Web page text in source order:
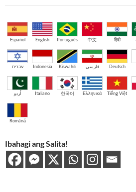
Español English Português 中文 हिंदी
עברית Indonesia Kiswahili فارسی Deutsch
اُردو Italiano 한국어 Ελληνικά Tiếng Việt
Română
Ibahagi ang Salita!